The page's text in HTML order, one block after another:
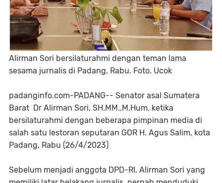
Alirman Sori bersilaturahmi dengan teman lama
sesama jurnalis di Padang, Rabu. Foto. Ucok
padanginfo.com-PADANG-- Senator asal Sumatera
Barat Dr Alirman Sori, SH.MM.,M.Hum, ketika
bersilaturahmi dengan beberapa pimpinan media di
salah satu lestoran seputaran GOR H. Agus Salim, kota
Padang, Rabu (26/4/2023)
Sebelum menjadi anggota DPD-RI, Alirman Sori yang